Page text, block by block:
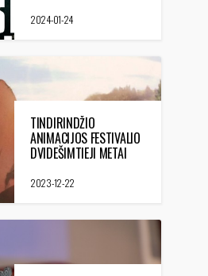
kino renginių cikle
2024-01-24
TINDIRINDŽIO
ANIMACIJOS FESTIVALIO
DVIDEŠIMTIEJI METAI
2023-12-22